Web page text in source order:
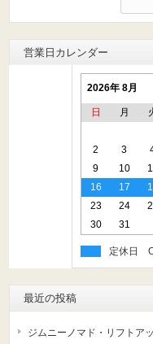
索:
営業日カレンダー
2026年 8月
日 月
2
3
9
10
16
17
23
24
30
31
定休日
最近の投稿
ジムニーノマド・リフトア